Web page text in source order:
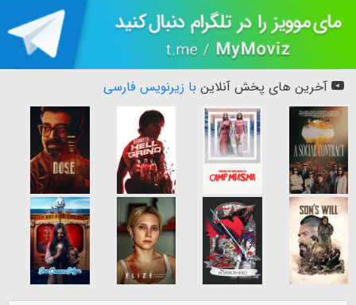
آخرین های پخش آنلاین با زیرنویس فارسی